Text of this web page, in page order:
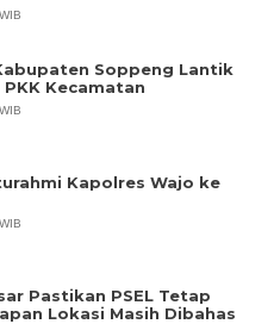
Soppeng Lantik
Kecamatan
Kapolres Wajo ke
Pastikan PSEL Tetap
Lokasi Masih Dibahas